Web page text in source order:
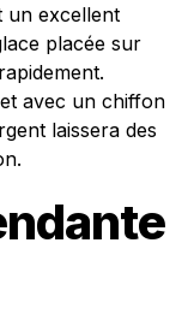
un excellent
placée sur
avec un chiffon
laissera des